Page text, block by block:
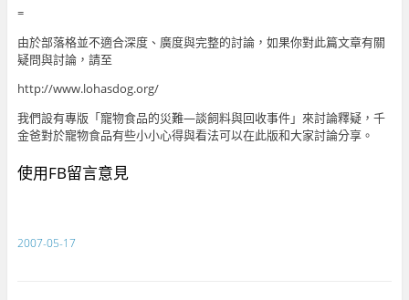
=
由於部落格並不適合深度、廣度與完整的討論，如果你對此篇文章有關
疑問與討論，請至
http://www.lohasdog.org/
我們設有專版「寵物食品的災難—談飼料與回收事件」來討論釋疑，千
金爸對於寵物食品有些小小心得與看法可以在此版和大家討論分享。
使用FB留言意見
2007-05-17